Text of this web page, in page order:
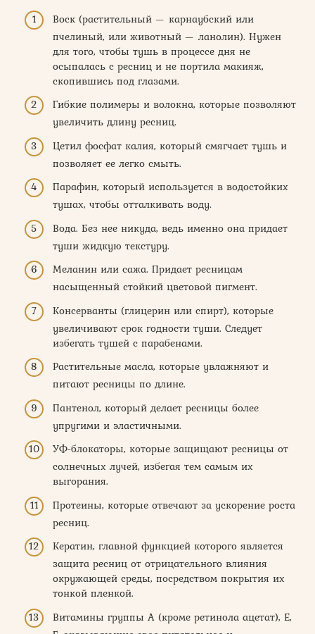
Воск (растительный — карнаубский или
пчелиный, или животный — ланолин). Нужен
для того, чтобы тушь в процессе дня не
осыпалась с ресниц и не портила макияж,
скопившись под глазами.
Гибкие полимеры и волокна, которые позволяют
увеличить длину ресниц.
Цетил фосфат калия, который смягчает тушь и
позволяет ее легко смыть.
Парафин, который используется в водостойких
тушах, чтобы отталкивать воду.
Вода. Без нее никуда, ведь именно она придает
туши жидкую текстуру.
Меланин или сажа. Придает ресницам
насыщенный стойкий цветовой пигмент.
Консерванты (глицерин или спирт), которые
увеличивают срок годности туши. Следует
избегать тушей с парабенами.
Растительные масла, которые увлажняют и
питают ресницы по длине.
Пантенол, который делает ресницы более
упругими и эластичными.
УФ-блокаторы, которые защищают ресницы от
солнечных лучей, избегая тем самым их
выгорания.
Протеины, которые отвечают за ускорение роста
ресниц.
Кератин, главной функцией которого является
защита ресниц от отрицательного влияния
окружающей среды, посредством покрытия их
тонкой пленкой.
Витамины группы А (кроме ретинола ацетат), Е,